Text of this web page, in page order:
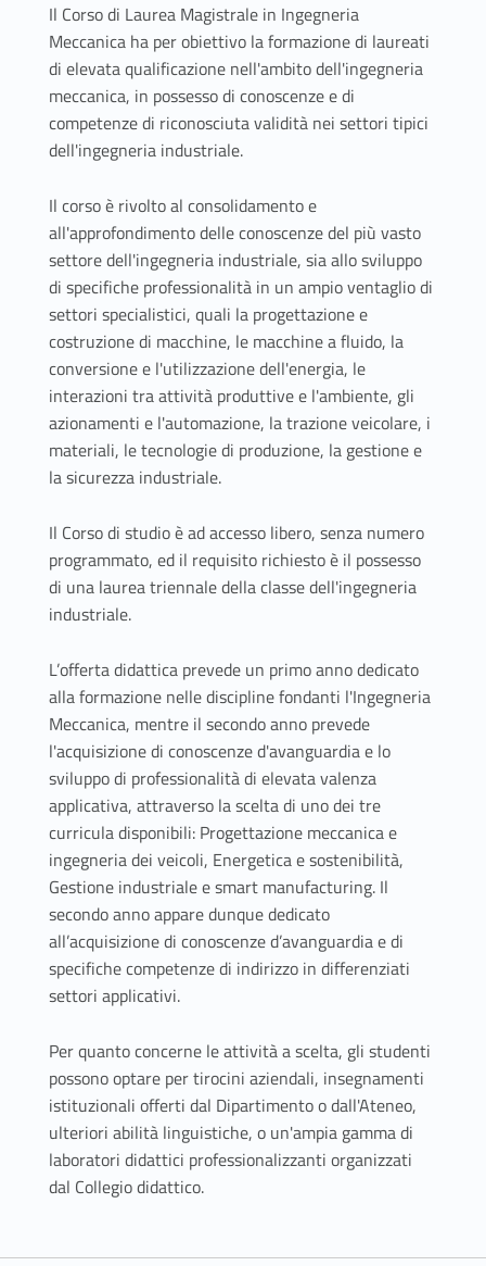
Il Corso di Laurea Magistrale in Ingegneria
Meccanica ha per obiettivo la formazione di laureati
di elevata qualificazione nell'ambito dell'ingegneria
meccanica, in possesso di conoscenze e di
competenze di riconosciuta validità nei settori tipici
dell'ingegneria industriale.
Il corso è rivolto al consolidamento e
all'approfondimento delle conoscenze del più vasto
settore dell'ingegneria industriale, sia allo sviluppo
di specifiche professionalità in un ampio ventaglio di
settori specialistici, quali la progettazione e
costruzione di macchine, le macchine a fluido, la
conversione e l'utilizzazione dell'energia, le
interazioni tra attività produttive e l'ambiente, gli
azionamenti e l'automazione, la trazione veicolare, i
materiali, le tecnologie di produzione, la gestione e
la sicurezza industriale.
Il Corso di studio è ad accesso libero, senza numero
programmato, ed il requisito richiesto è il possesso
di una laurea triennale della classe dell'ingegneria
industriale.
L’offerta didattica prevede un primo anno dedicato
alla formazione nelle discipline fondanti l'Ingegneria
Meccanica, mentre il secondo anno prevede
l'acquisizione di conoscenze d'avanguardia e lo
sviluppo di professionalità di elevata valenza
applicativa, attraverso la scelta di uno dei tre
curricula disponibili: Progettazione meccanica e
ingegneria dei veicoli, Energetica e sostenibilità,
Gestione industriale e smart manufacturing. Il
secondo anno appare dunque dedicato
all’acquisizione di conoscenze d’avanguardia e di
specifiche competenze di indirizzo in differenziati
settori applicativi.
Per quanto concerne le attività a scelta, gli studenti
possono optare per tirocini aziendali, insegnamenti
istituzionali offerti dal Dipartimento o dall'Ateneo,
ulteriori abilità linguistiche, o un'ampia gamma di
laboratori didattici professionalizzanti organizzati
dal Collegio didattico.